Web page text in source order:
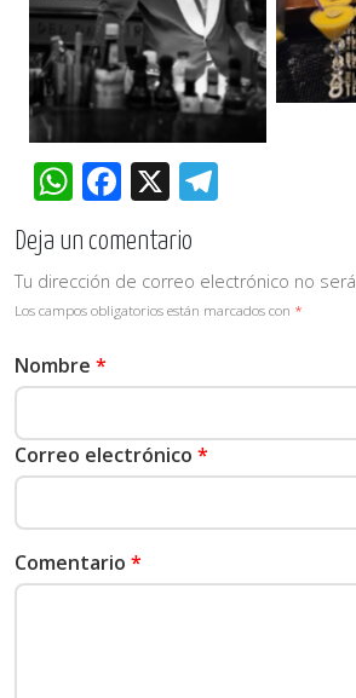
WhatsApp
Facebook
X
Deja un comentario
Tu dirección de correo electrónico no será
Los campos obligatorios están marcados con *
Nombre *
Correo electrónico *
Comentario *